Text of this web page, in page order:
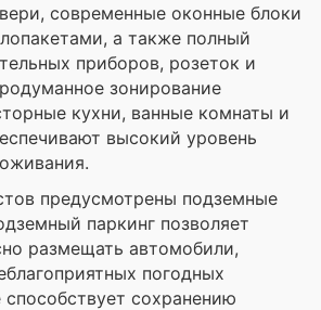
современные оконные блоки
а также полный
приборов, розеток и
зонирование
кухни, ванные комнаты и
высокий уровень
предусмотрены подземные
паркинг позволяет
размещать автомобили,
погодных
сохранению